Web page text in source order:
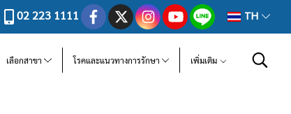
02 223 1111 TH
เลือกสาขา โรคและแนวทางการรักษา เพิ่มเติม